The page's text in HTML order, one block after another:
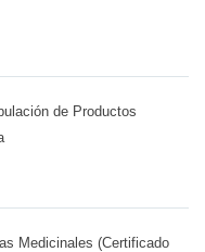
de Productos
Medicinales (Certificado